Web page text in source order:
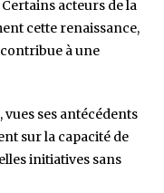
acteurs de la
cette renaissance,
à une
ses antécédents
sur la capacité de
initiatives sans